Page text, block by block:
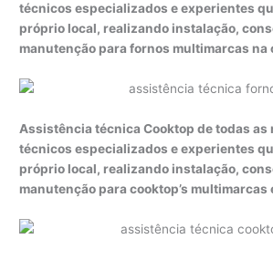
técnicos especializados e experientes
próprio local, realizando instalação,
manutenção para fornos multimarcas na
Assistência técnica Cooktop de todas as
técnicos especializados e experientes
próprio local, realizando instalação,
manutenção para cooktop’s multimarcas